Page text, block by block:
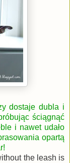
dostaje dubla i
ściągnąć
i nawet udało
opartą
the leash is